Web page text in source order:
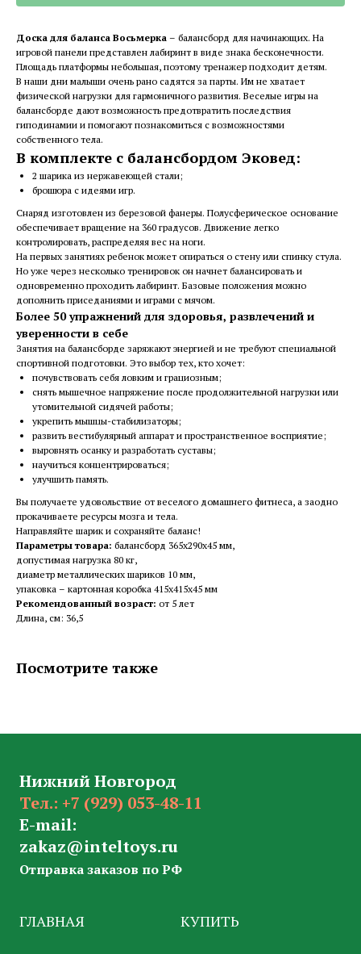
Доска для баланса Восьмерка – балансборд для начинающих. На
игровой панели представлен лабиринт в виде знака бесконечности.
Площадь платформы небольшая, поэтому тренажер подходит детям.
В наши дни малыши очень рано садятся за парты. Им не хватает
физической нагрузки для гармоничного развития. Веселые игры на
балансборде дают возможность предотвратить последствия
гиподинамии и помогают познакомиться с возможностями
собственного тела.
В комплекте с балансбордом Эковед:
2 шарика из нержавеющей стали;
брошюра с идеями игр.
Снаряд изготовлен из березовой фанеры. Полусферическое основание
обеспечивает вращение на 360 градусов. Движение легко
контролировать, распределяя вес на ноги.
На первых занятиях ребенок может опираться о стену или спинку стула.
Но уже через несколько тренировок он начнет балансировать и
одновременно проходить лабиринт. Базовые положения можно
дополнить приседаниями и играми с мячом.
Более 50 упражнений для здоровья, развлечений и
уверенности в себе
Занятия на балансборде заряжают энергией и не требуют специальной
спортивной подготовки. Это выбор тех, кто хочет:
почувствовать себя ловким и грациозным;
снять мышечное напряжение после продолжительной нагрузки или
утомительной сидячей работы;
укрепить мышцы-стабилизаторы;
развить вестибулярный аппарат и пространственное восприятие;
выровнять осанку и разработать суставы;
научиться концентрироваться;
улучшить память.
Вы получаете удовольствие от веселого домашнего фитнеса, а заодно
прокачиваете ресурсы мозга и тела.
Направляйте шарик и сохраняйте баланс!
Параметры товара: балансборд 365х290х45 мм,
допустимая нагрузка 80 кг,
диаметр металлических шариков 10 мм,
упаковка – картонная коробка 415х415х45 мм
Рекомендованный возраст: от 5 лет
Длина, см: 36,5
Посмотрите также
Нижний Новгород
Тел.: +7 (929) 053-48-11
E-mail:
zakaz@inteltoys.ru
Отправка заказов по РФ
ГЛАВНАЯ КУПИТЬ